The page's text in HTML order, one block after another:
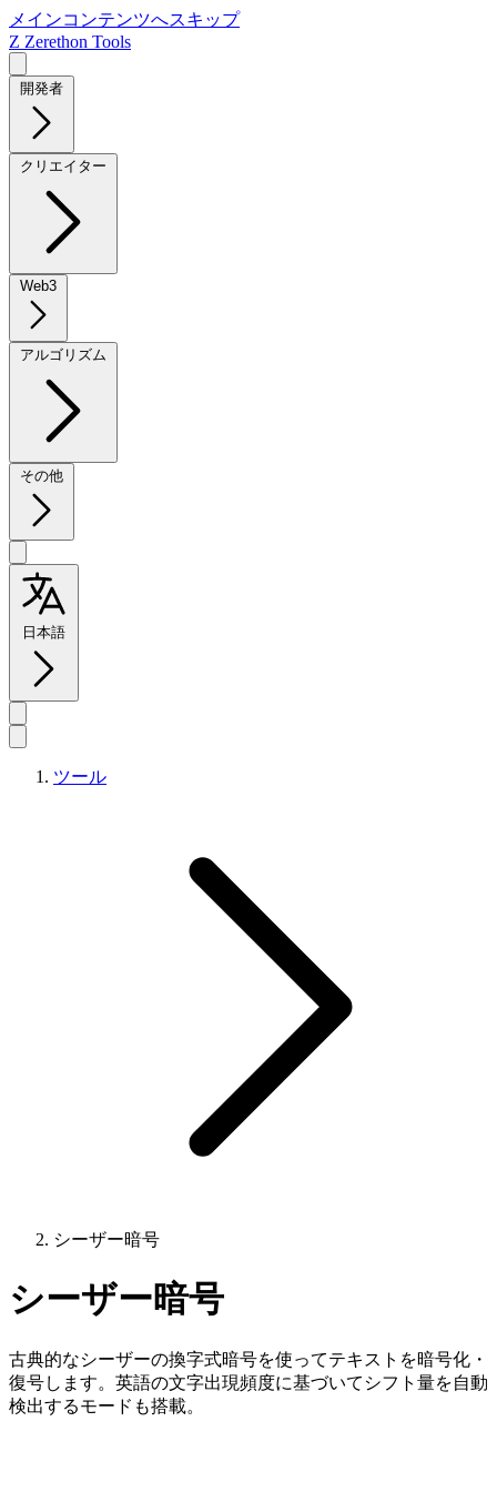
メインコンテンツへスキップ
Z Zerethon Tools
開発者
クリエイター
Web3
アルゴリズム
その他
日本語
ツール
シーザー暗号
シーザー暗号
古典的なシーザーの換字式暗号を使ってテキストを暗号化・
復号します。英語の文字出現頻度に基づいてシフト量を自動
検出するモードも搭載。